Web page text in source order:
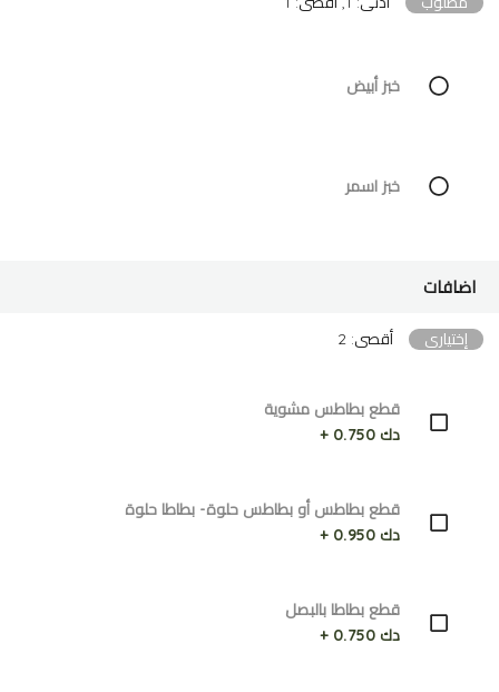
خبز أبيض
خبز اسمر
اضافات
إختياري أقصى: 2
قطع بطاطس مشوية
دك 0.750 +
قطع بطاطس أو بطاطس حلوة- بطاطا حلوة
دك 0.950 +
قطع بطاطا بالبصل
دك 0.750 +